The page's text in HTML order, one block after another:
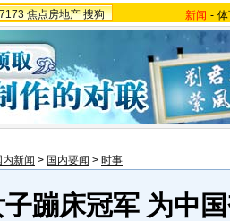
焦点房地产 搜狗 新闻 -
内新闻 > 国内要闻 > 时事
蹦床冠军 为中